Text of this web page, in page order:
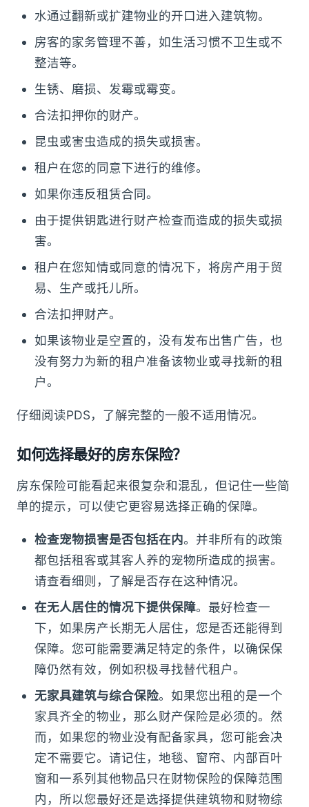
水通过翻新或扩建物业的开口进入建筑物。
房客的家务管理不善，如生活习惯不卫生或不
整洁等。
生锈、磨损、发霉或霉变。
合法扣押你的财产。
昆虫或害虫造成的损失或损害。
租户在您的同意下进行的维修。
如果你违反租赁合同。
由于提供钥匙进行财产检查而造成的损失或损
害。
租户在您知情或同意的情况下，将房产用于贸
易、生产或托儿所。
合法扣押财产。
如果该物业是空置的，没有发布出售广告，也
没有努力为新的租户准备该物业或寻找新的租
户。
仔细阅读PDS，了解完整的一般不适用情况。
如何选择最好的房东保险？
房东保险可能看起来很复杂和混乱，但记住一些简
单的提示，可以使它更容易选择正确的保障。
检查宠物损害是否包括在内。并非所有的政策
都包括租客或其客人养的宠物所造成的损害。
请查看细则，了解是否存在这种情况。
在无人居住的情况下提供保障。最好检查一
下，如果房产长期无人居住，您是否还能得到
保障。您可能需要满足特定的条件，以确保保
障仍然有效，例如积极寻找替代租户。
无家具建筑与综合保险。如果您出租的是一个
家具齐全的物业，那么财产保险是必须的。然
而，如果您的物业没有配备家具，您可能会决
定不需要它。请记住，地毯、窗帘、内部百叶
窗和一系列其他物品只在财物保险的保障范围
内，所以您最好还是选择提供建筑物和财物综